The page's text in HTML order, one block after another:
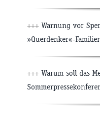
+++ Warnung vor
»Querdenker«-
+++ Warum soll das